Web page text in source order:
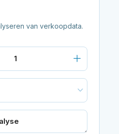
van verkoopdata.